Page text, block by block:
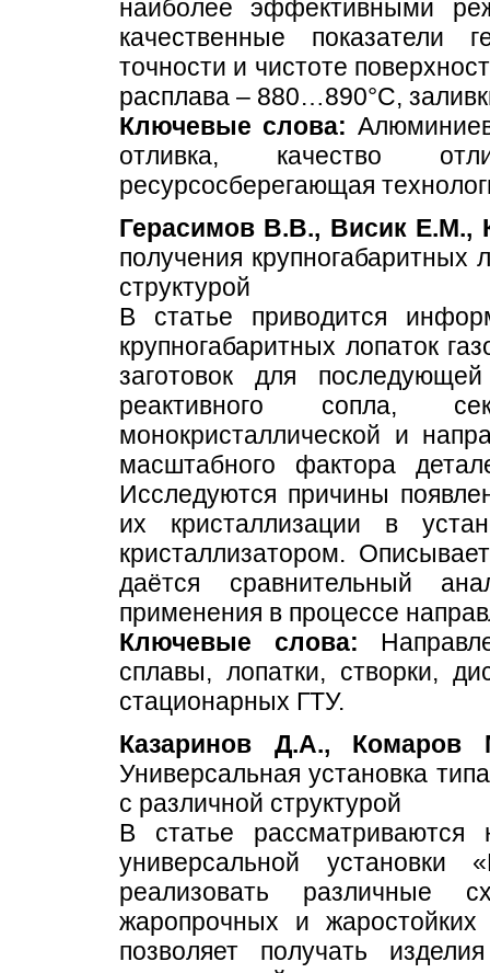
наиболее эффективными
качественные показатели
точности и чистоте
расплава – 880…890°C,
Ключевые слова:
отливка, качество
ресурсосберегающая
Герасимов В.В., Висик Е.М.,
получения крупногабаритных
структурой
В статье приводится
крупногабаритных лопаток
заготовок для
реактивного сопла,
монокристаллической и
масштабного фактора
Исследуются причины
их кристаллизации в
кристаллизатором.
даётся сравнительный
применения в процессе
Ключевые слова:
сплавы, лопатки, створки,
стационарных ГТУ.
Казаринов Д.А.,
Универсальная установка
с различной структурой
В статье рассматриваются
универсальной
реализовать различные
жаропрочных и жаростойких
позволяет получать